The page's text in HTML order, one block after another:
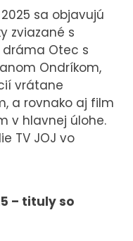
sa objavujú
zviazané s
dráma Otec s
Ondríkom,
vrátane
a rovnako aj film
v hlavnej úlohe.
TV JOJ vo
– tituly so